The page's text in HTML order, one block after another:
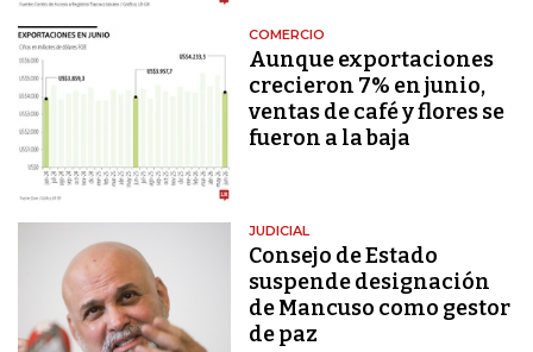
COMERCIO
Aunque exportaciones
crecieron 7% en junio,
ventas de café y flores se
fueron a la baja
JUDICIAL
Consejo de Estado
suspende designación
de Mancuso como gestor
de paz